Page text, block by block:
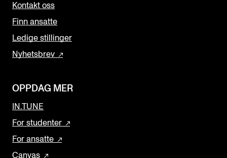
Kontakt oss
Finn ansatte
Ledige stillinger
Nyhetsbrev
OPPDAG MER
IN.TUNE
For studenter
For ansatte
Canvas